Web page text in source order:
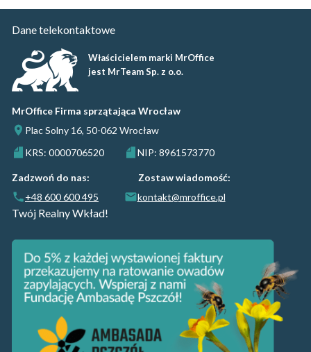
Dane telekontaktowe
Właścicielem marki MrOffice
jest MrTeam Sp. z o.o.
MrOffice Firma sprzątająca Wrocław
Plac Solny 16, 50-062 Wrocław
KRS: 0000706520
NIP: 8961573770
Zadzwoń do nas:
Zostaw wiadomość:
+48 600 600 495
kontakt@mroffice.pl
Twój Realny Wkład!